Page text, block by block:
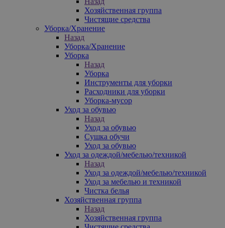
Хозяйственная группа
Чистящие средства
Уборка/Хранение
Назад
Уборка/Хранение
Уборка
Назад
Уборка
Инструменты для уборки
Расходники для уборки
Уборка-мусор
Уход за обувью
Назад
Уход за обувью
Сушка обучи
Уход за обувью
Уход за одеждой/мебелью/техникой
Назад
Уход за одеждой/мебелью/техникой
Уход за мебелью и техникой
Чистка белья
Хозяйственная группа
Назад
Хозяйственная группа